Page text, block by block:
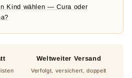
Kind wählen — Cura oder
Weltweiter Versand
Verfolgt, versichert, doppelt